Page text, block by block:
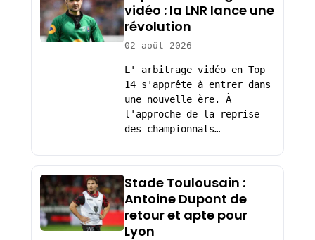
vidéo : la LNR lance une
révolution
02 août 2026
L' arbitrage vidéo en Top
14 s'apprête à entrer dans
une nouvelle ère. À
l'approche de la reprise
des championnats…
Stade Toulousain :
Antoine Dupont de
retour et apte pour
Lyon